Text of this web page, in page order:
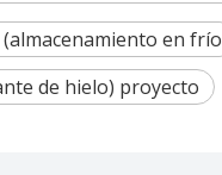
(almacenamiento en frío
de hielo) proyecto